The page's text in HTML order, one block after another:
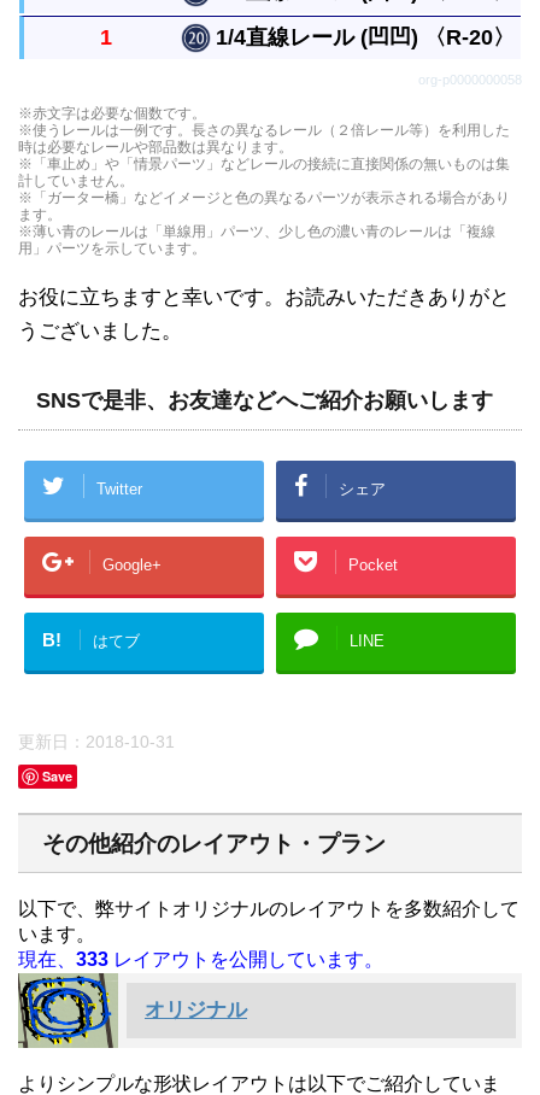
ルは曲線レール１本と同じ長さです。
直線レールの1/4の長さの真っすぐなレールです。
つなぎ目が凸凸、凸凹、凹凹になった３種類があり
ます。
1 1/4直線レール (凹凹) 〈R-20〉
直線レールの1/4の長さの真っすぐなレールです。
つなぎ目が凸凸、凸凹、凹凹になった３種類があり
ます。
org-p0000000058
※赤文字は必要な個数です。
※使うレールは一例です。長さの異なるレール（２倍レール等）を利用した
時は必要なレールや部品数は異なります。
※「車止め」や「情景パーツ」などレールの接続に直接関係の無いものは集
計していません。
※「ガーター橋」などイメージと色の異なるパーツが表示される場合があり
ます。
※薄い青のレールは「単線用」パーツ、少し色の濃い青のレールは「複線
用」パーツを示しています。
お役に立ちますと幸いです。お読みいただきありがと
うございました。
SNSで是非、お友達などへご紹介お願いします
Twitter シェア
Google+ Pocket
B! はてブ LINE
更新日： 2018-10-31
Save
その他紹介のレイアウト・プラン
以下で、弊サイトオリジナルのレイアウトを多数紹介して
います。
現在、 333 レイアウトを公開しています。
オリジナル
よりシンプルな形状レイアウトは以下でご紹介していま